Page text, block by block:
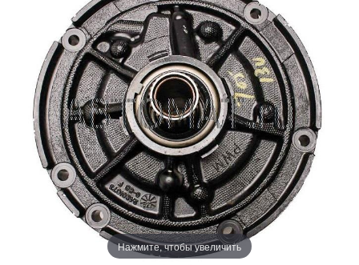
Нажмите, чтобы увеличить